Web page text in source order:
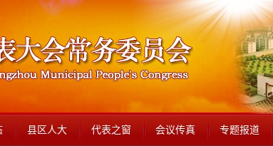
县区人大 代表之窗 会议传真 专题报道